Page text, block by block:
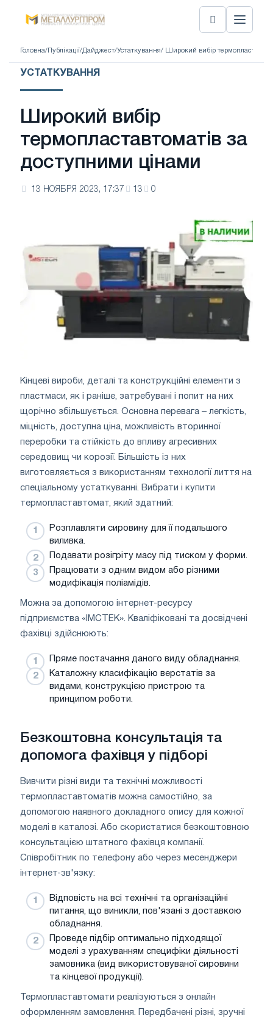
Головна/ Публікації/Дайджест/Устаткування/ Широкий вибір
УСТАТКУВАННЯ
Широкий вибір
термопластавтоматів за
доступними цінами
13 НОЯБРЯ 2023, 17:37 13 0
Кінцеві вироби, деталі та конструкційні елементи з
пластмаси, як і раніше, затребувані і попит на них
щорічно збільшується. Основна перевага – легкість,
міцність, доступна ціна, можливість вторинної
переробки та стійкість до впливу агресивних
середовищ чи корозії. Більшість із них
виготовляється з використанням технології лиття на
спеціальному устаткуванні. Вибрати і купити
термопластавтомат, який здатний:
Розплавляти сировину для її подальшого
виливка.
Подавати розігріту масу під тиском у форми.
Працювати з одним видом або різними
модифікація поліамідів.
Можна за допомогою інтернет-ресурсу
підприємства «ІМСТЕК». Кваліфіковані та досвідчені
фахівці здійснюють:
Пряме постачання даного виду обладнання.
Каталожну класифікацію верстатів за
видами, конструкцією пристрою та
принципом роботи.
Безкоштовна консультація та
допомога фахівця у підборі
Вивчити різні види та технічні можливості
термопластавтоматів можна самостійно, за
допомогою наявного докладного опису для кожної
моделі в каталозі. Або скористатися безкоштовною
консультацією штатного фахівця компанії.
Співробітник по телефону або через месенджери
інтернет-зв'язку:
Відповість на всі технічні та організаційні
питання, що виникли, пов'язані з доставкою
обладнання.
Проведе підбір оптимально підходящої
моделі з урахуванням специфіки діяльності
замовника (вид використовуваної сировини
та кінцевої продукції).
Термопластавтомати реалізуються з онлайн
оформленням замовлення. Передбачені різні, зручні